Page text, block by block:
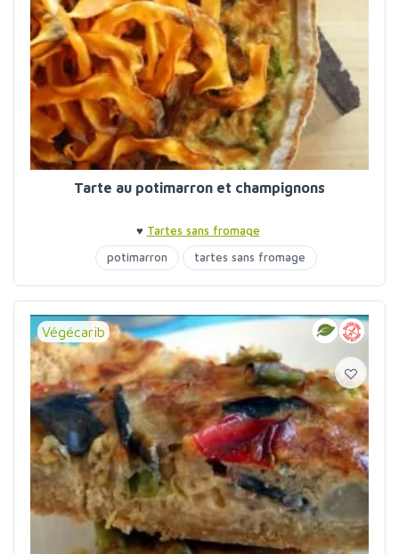
Tarte au potimarron et champignons
♥ Tartes sans fromage
potimarron
tartes sans fromage
Végécarib